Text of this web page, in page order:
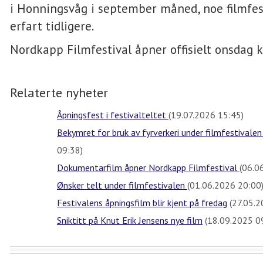
i Honningsvåg i september måned, noe
erfart tidligere.
Nordkapp Filmfestival åpner offisielt onsdag
Relaterte nyheter
Åpningsfest i festivalteltet (19.07.2026 15:45)
Bekymret for bruk av fyrverkeri under
09:38)
Dokumentarfilm åpner Nordkapp Filmfestival
Ønsker telt under filmfestivalen (01.06.2026 20:00)
Festivalens åpningsfilm blir kjent på fredag
Sniktitt på Knut Erik Jensens nye film (18.09.2025